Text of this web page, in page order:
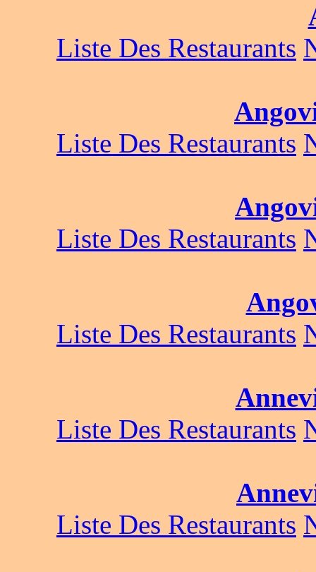
Liste Des Restaurants
Liste Des Restaurants
Liste Des Restaurants
Liste Des Restaurants
Liste Des Restaurants
Liste Des Restaurants